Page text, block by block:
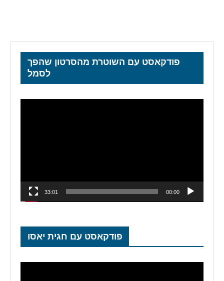
פודקאסט עם השוטרת מהסרטון שהפך
לסמל
00:00
33:01
פודקאסט עם חגית יאסו